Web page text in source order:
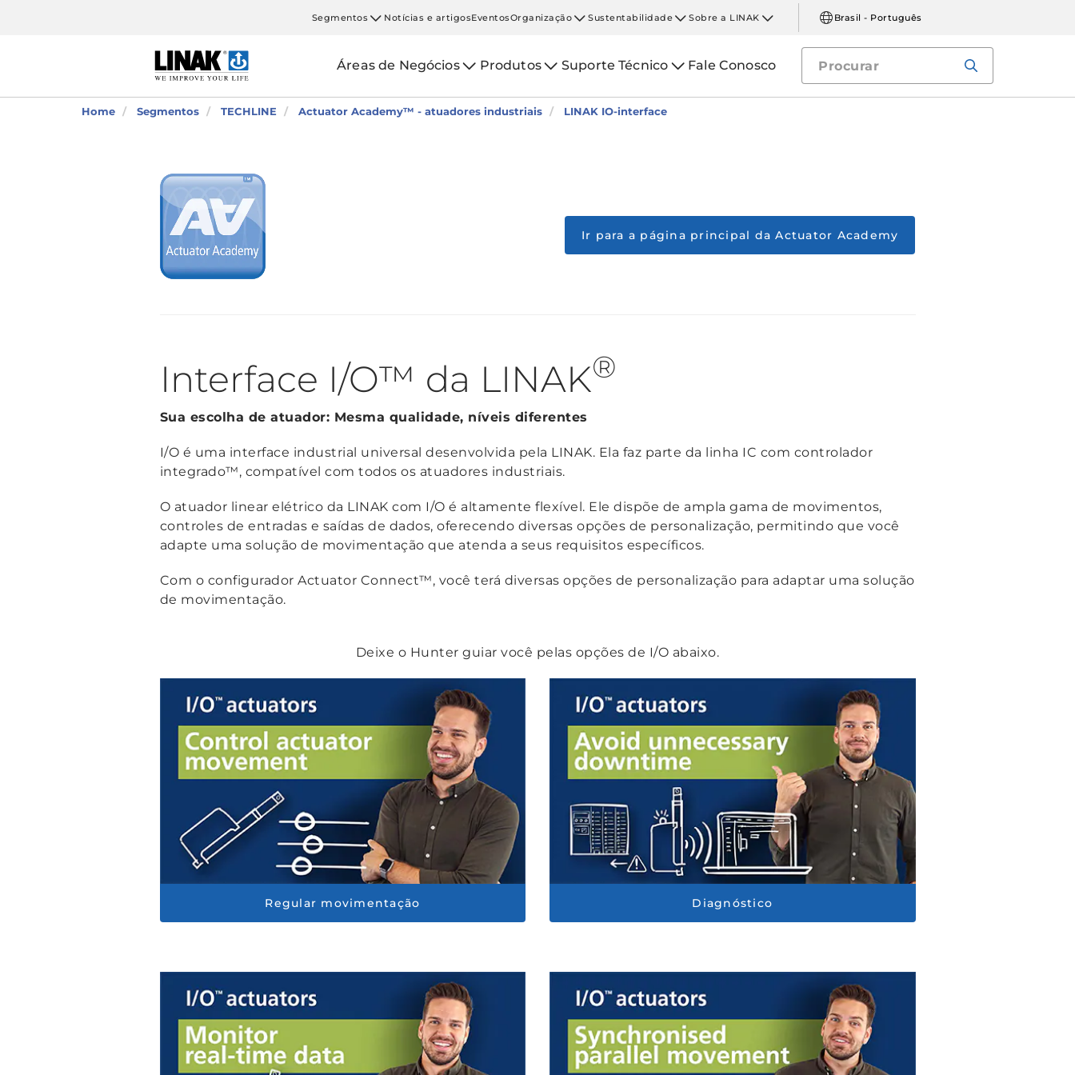
Segmentos Notícias e artigosEventosOrganização Sustentabilidade Sobre a LINAK Brasil - Português
Áreas de Negócios Produtos Suporte Técnico Fale Conosco
Home Segmentos TECHLINE Actuator Academy™ - atuadores industriais LINAK IO-interface
Ir para a página principal da Actuator Academy
Interface I/O™ da LINAK®
Sua escolha de atuador: Mesma qualidade, níveis diferentes
I/O é uma interface industrial universal desenvolvida pela LINAK. Ela faz parte da linha IC com controlador
integrado™, compatível com todos os atuadores industriais.
O atuador linear elétrico da LINAK com I/O é altamente flexível. Ele dispõe de ampla gama de movimentos,
controles de entradas e saídas de dados, oferecendo diversas opções de personalização, permitindo que você
adapte uma solução de movimentação que atenda a seus requisitos específicos.
Com o configurador Actuator Connect™, você terá diversas opções de personalização para adaptar uma solução
de movimentação.
Deixe o Hunter guiar você pelas opções de I/O abaixo.
Regular movimentação Diagnóstico